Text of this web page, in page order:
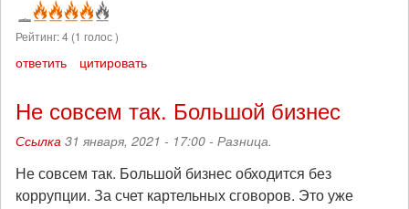
Рейтинг:4 (1 голос )
ответить цитировать
Не совсем так. Большой бизнес
Ссылка 31 января, 2021 - 17:00 - Разница.
Не совсем так. Большой бизнес обходится без
коррупции. За счет картельных сговоров. Это уже